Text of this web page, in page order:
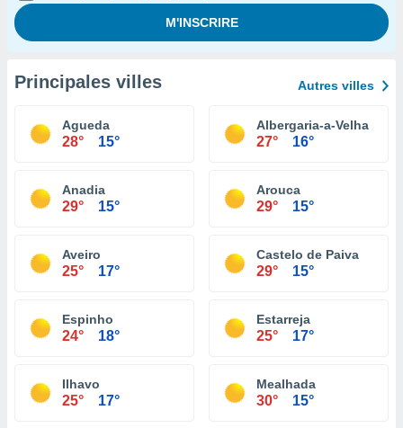
Principales villes Autres villes
Agueda
28° 15°
Albergaria-a-Velha
27° 16°
Anadia
29° 15°
Arouca
29° 15°
Aveiro
25° 17°
Castelo de Paiva
29° 15°
Espinho
24° 18°
Estarreja
25° 17°
Ilhavo
25° 17°
Mealhada
30° 15°